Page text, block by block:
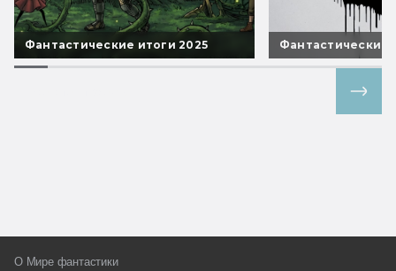
Фантастические итоги 2025 Фантастические
О Мире фантастики